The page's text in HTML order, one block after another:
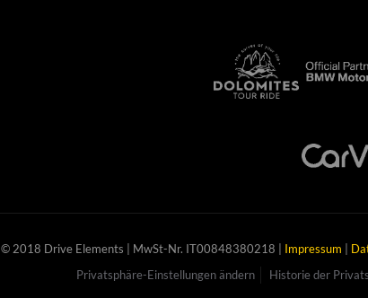
© 2018 Drive Elements | MwSt-Nr. IT00848380218 | Impressum
Privatsphäre-Einstellungen ändern
Historie der